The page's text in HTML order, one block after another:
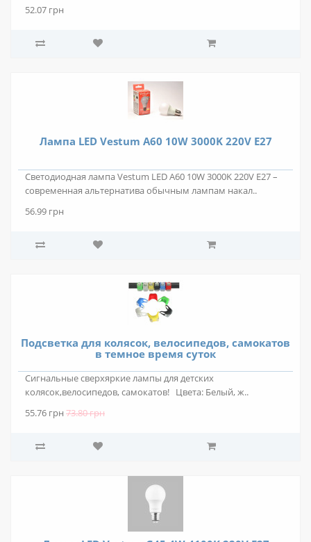
52.07 грн
Лампа LED Vestum A60 10W 3000K 220V E27
Светодиодная лампа Vestum LED A60 10W 3000K 220V E27 –
современная альтернатива обычным лампам накал..
56.99 грн
Подсветка для колясок, велосипедов, самокатов
в темное время суток
Сигнальные сверхяркие лампы для детских
колясок,велосипедов, самокатов! Цвета: Белый, ж..
55.76 грн 73.80 грн